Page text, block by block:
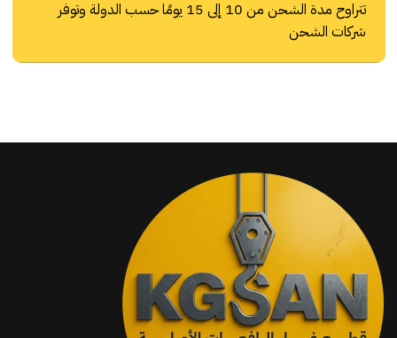
تتراوح مدة الشحن من 10 إلى 15 يومًا حسب الدولة وتوفر
شركات الشحن